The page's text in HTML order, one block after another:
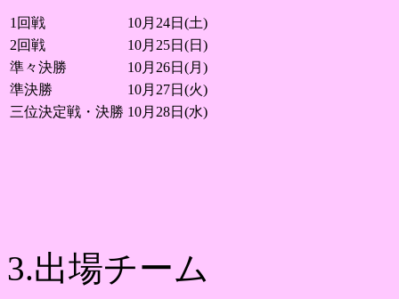
1回戦
10月24日(土)
2回戦
10月25日(日)
準々決勝
10月26日(月)
準決勝
10月27日(火)
三位決定戦・決勝 10月28日(水)
3.出場チーム